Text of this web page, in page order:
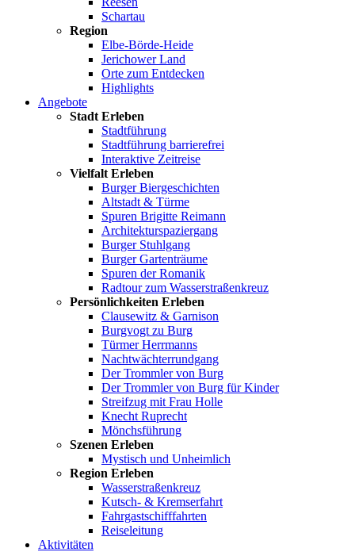
Schartau
Region
Elbe-Börde-Heide
Jerichower Land
Orte zum Entdecken
Highlights
Angebote
Stadt Erleben
Stadtführung
Stadtführung barrierefrei
Interaktive Zeitreise
Vielfalt Erleben
Burger Biergeschichten
Altstadt & Türme
Spuren Brigitte Reimann
Architekturspaziergang
Burger Stuhlgang
Burger Gartenträume
Spuren der Romanik
Radtour zum Wasserstraßenkreuz
Persönlichkeiten Erleben
Clausewitz & Garnison
Burgvogt zu Burg
Türmer Herrmanns
Nachtwächterrundgang
Der Trommler von Burg
Der Trommler von Burg für Kinder
Streifzug mit Frau Holle
Knecht Ruprecht
Mönchsführung
Szenen Erleben
Mystisch und Unheimlich
Region Erleben
Wasserstraßenkreuz
Kutsch- & Kremserfahrt
Fahrgastschifffahrten
Reiseleitung
Aktivitäten